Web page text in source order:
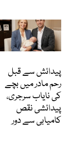
پیدائش سے قبل
رحم مادر میں بچے
کی نایاب سرجری،
پیدائشی نقص
کامیابی سے دور